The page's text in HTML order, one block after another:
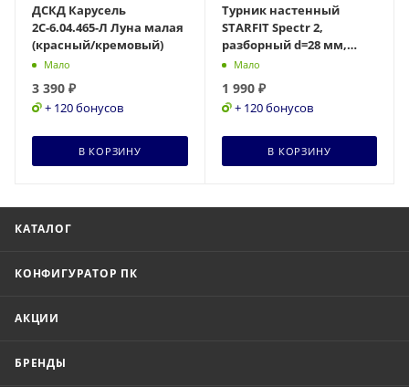
ДСКД Карусель
2С-6.04.465-Л Луна малая
(красный/кремовый)
Мало
3 390 ₽
+ 120 бонусов
В КОРЗИНУ
Турник настенный
STARFIT Spectr 2,
разборный d=28 мм,
ширина 93 см вынос 40
Мало
1 990₽
+ 120 бонусов
В КОРЗИНУ
КАТАЛОГ
КОНФИГУРАТОР ПК
АКЦИИ
БРЕНДЫ